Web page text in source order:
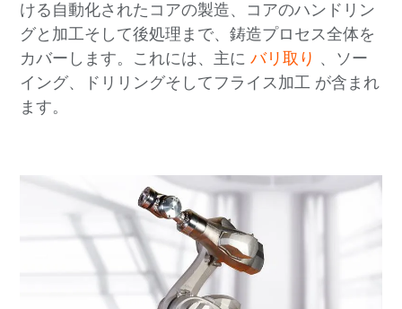
ける自動化されたコアの製造、コアのハンドリン
グと加工そして後処理まで、鋳造プロセス全体を
カバーします。これには、主にバリ取り 、ソー
イング、ドリリングそしてフライス加工 が含まれ
ます。